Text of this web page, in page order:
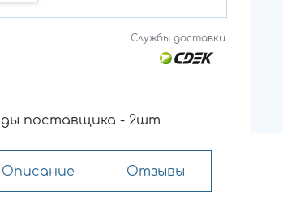
Службы доставки:
поставщика - 2шт
Описание Отзывы